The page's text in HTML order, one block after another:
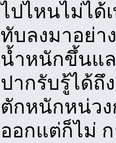
ไปไหนไม่ได้
ทับลงมาอย่า
น้ำหนักขึ้นแ
ปากรับรู้ได้ถึ
ตักหนักหน่วง
ออกแต่ก็ไม่